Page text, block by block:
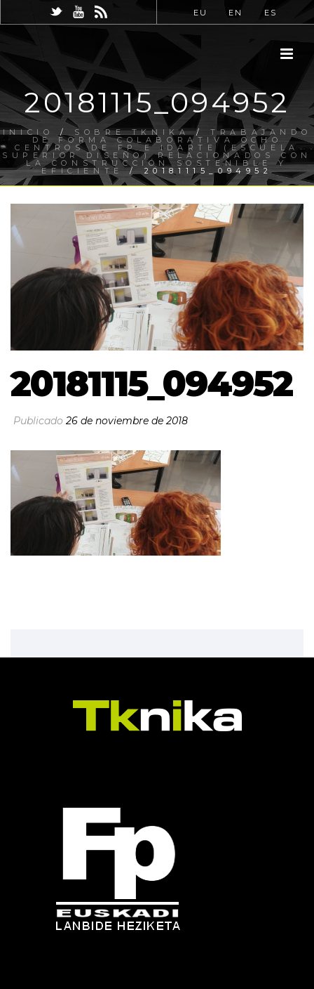
EU EN ES
20181115_094952
INICIO / SOBRE TKNIKA/TRABAJANDO
DE FORMA COLABORATIVA OCHO
CENTROS DE FP E IDARTE (ESCUELA
SUPERIOR DISEÑO) RELACIONADOS CON
LA CONSTRUCCIÓN SOSTENIBLE Y
EFICIENTE / 20181115_094952
20181115_094952
Publicado26 de noviembre de 2018